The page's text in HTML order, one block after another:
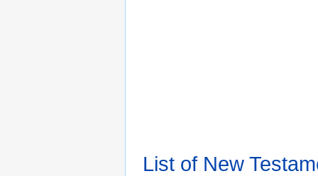
List of New